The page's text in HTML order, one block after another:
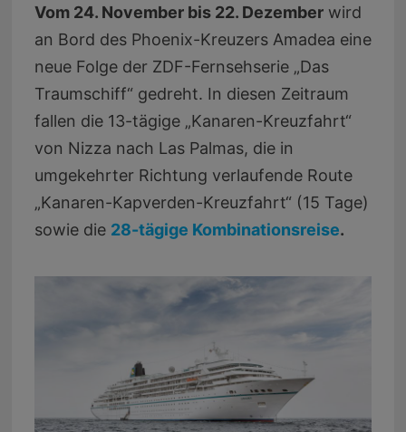
Vom 24. November bis 22. Dezemberwird
an Bord des Phoenix-Kreuzers Amadea eine
neue Folge der ZDF-Fernsehserie „Das
Traumschiff“ gedreht. In diesen Zeitraum
fallen die 13-tägige „Kanaren-Kreuzfahrt“
von Nizza nach Las Palmas, die in
umgekehrter Richtung verlaufende Route
„Kanaren-Kapverden-Kreuzfahrt“ (15 Tage)
sowie die 28-tägige Kombinationsreise.